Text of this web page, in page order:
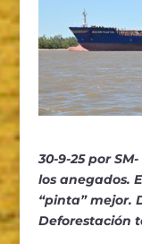
30-9-25 por
los anegados.
“pinta” mejor.
Deforestación